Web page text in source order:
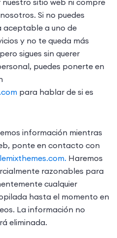
sitio web ni compre
Si no puedes
a uno de
y no te queda más
sigues sin querer
puedes ponerte en
para hablar de si es
información mientras
ponte en contacto con
. Haremos
razonables para
cualquier
hasta el momento en
La información no
eliminada.